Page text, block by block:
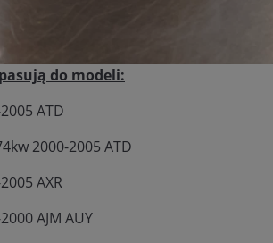
pasują do modeli:
ATD
2000-2005 ATD
AXR
AJM AUY